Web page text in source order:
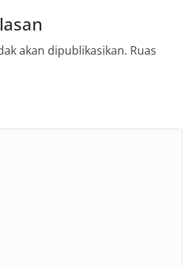
akan dipublikasikan. Ruas